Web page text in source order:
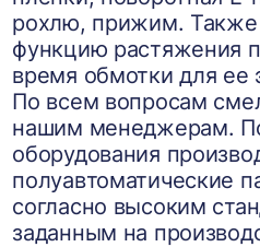
рохлю, прижим.
функцию растяжения
время обмотки для ее
По всем вопросам
нашим менеджерам.
оборудования
полуавтоматические
согласно высоким
заданным на